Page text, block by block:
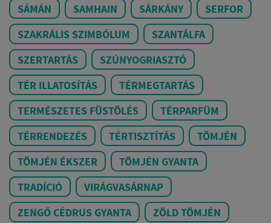
SÁMÁN
SAMHAIN SÁRKÁNY
SERFOR
SZAKRÁLIS SZIMBÓLUM
SZANTÁLFA
SZERTARTÁS
SZÚNYOGRIASZTÓ
TÉR ILLATOSÍTÁS
TÉRMEGTARTÁS
TERMÉSZETES FÜSTÖLÉS
TÉRPARFÜM
TÉRRENDEZÉS
TÉRTISZTÍTÁS
TÖMJÉN
TÖMJÉN ÉKSZER
TÖMJÉN GYANTA
TRADÍCIÓ
VIRÁGVASÁRNAP
ZENGŐ CÉDRUS GYANTA
ZÖLD TÖMJÉN